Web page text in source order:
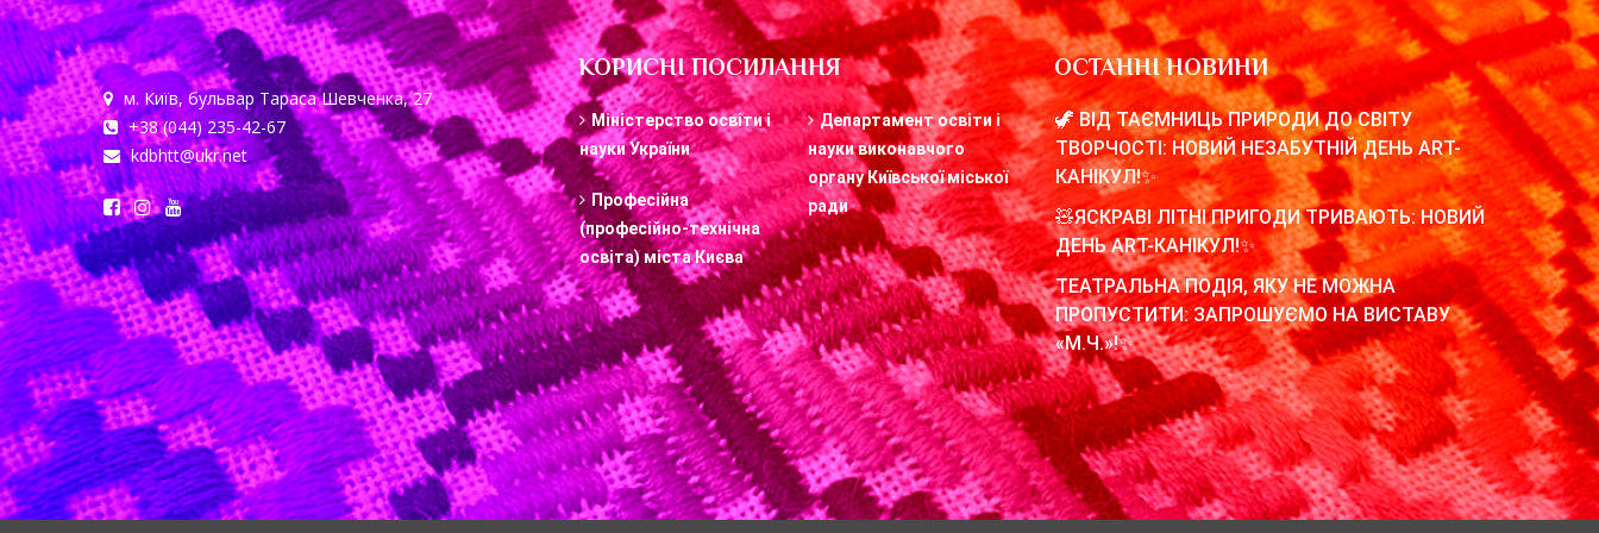
м. Київ, бульвар Тараса Шевченка, 27
+38 (044) 235-42-67
kdbhtt@ukr.net
КОРИСНІ ПОСИЛАННЯ
Міністерство освіти і
науки України
Професійна
(професійно-технічна
освіта) міста Києва
Департамент освіти і
науки виконавчого
органу Київської міської
ради
ОСТАННІ НОВИНИ
🦖 ВІД ТАЄМНИЦЬ ПРИРОДИ ДО СВІТУ
ТВОРЧОСТІ: НОВИЙ НЕЗАБУТНІЙ ДЕНЬ ART-
КАНІКУЛ!✨
🧸ЯСКРАВІ ЛІТНІ ПРИГОДИ ТРИВАЮТЬ: НОВИЙ
ДЕНЬ ART-КАНІКУЛ!✨
ТЕАТРАЛЬНА ПОДІЯ, ЯКУ НЕ МОЖНА
ПРОПУСТИТИ: ЗАПРОШУЄМО НА ВИСТАВУ
«М.Ч.»!✨